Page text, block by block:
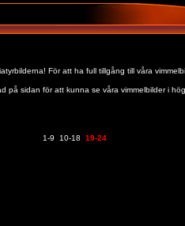
För att ha full tillgång till våra
på sidan för att kunna se våra vimmelbilder i
1-9
10-18 19-24